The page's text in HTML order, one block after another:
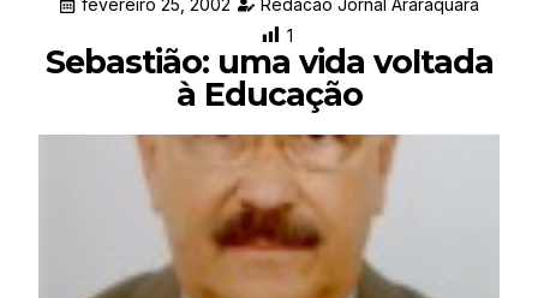
fevereiro 25, 2002
Redacao Jornal Araraquara
1
Sebastião: uma vida voltada
à Educação